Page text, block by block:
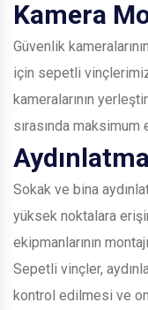
Kamera
Güvenlik
için sepetli
kameralarının
sırasında
Aydınlatma
Sokak ve bina
yüksek noktalara
ekipmanlarının
Sepetli vinçler,
kontrol edilmesi ve